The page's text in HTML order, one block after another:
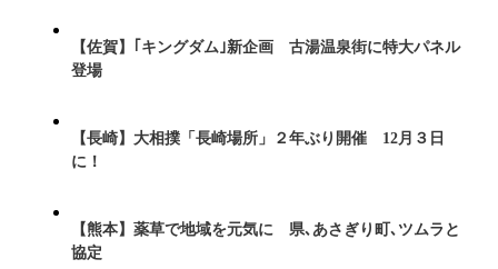
【佐賀】｢キングダム｣新企画 古湯温泉街に特大パネル
登場
【長崎】大相撲「長崎場所」２年ぶり開催 12月３日
に！
【熊本】薬草で地域を元気に 県､あさぎり町､ツムラと
協定